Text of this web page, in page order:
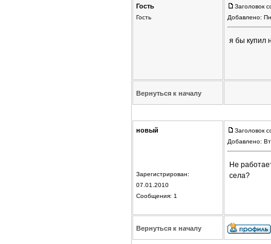
Гость
Гость
Заголовок
Добавлено:
я бы купил
Вернуться к началу
новый
Зарегистрирован:
07.01.2010
Сообщения: 1
Заголовок
Добавлено:
Не
села?
Вернуться к началу